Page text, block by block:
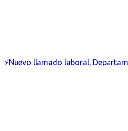
⚡Nuevo llamado laboral,